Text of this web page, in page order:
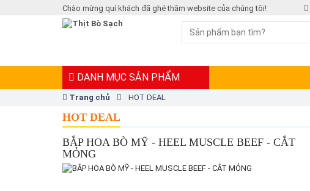
Chào mừng quí khách đã ghé thăm website của chúng tôi!
DANH MỤC SẢN PHẨM
Trang chủ HOT DEAL
HOT DEAL
BẮP HOA BÒ MỸ - HEEL MUSCLE BEEF - CẮT
MỎNG